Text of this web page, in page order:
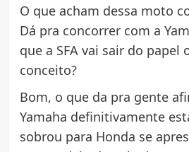
O que acham dessa moto
Dá pra concorrer com a
que a SFA vai sair do papel
conceito?
Bom, o que da pra gente
Yamaha definitivamente
sobrou para Honda se